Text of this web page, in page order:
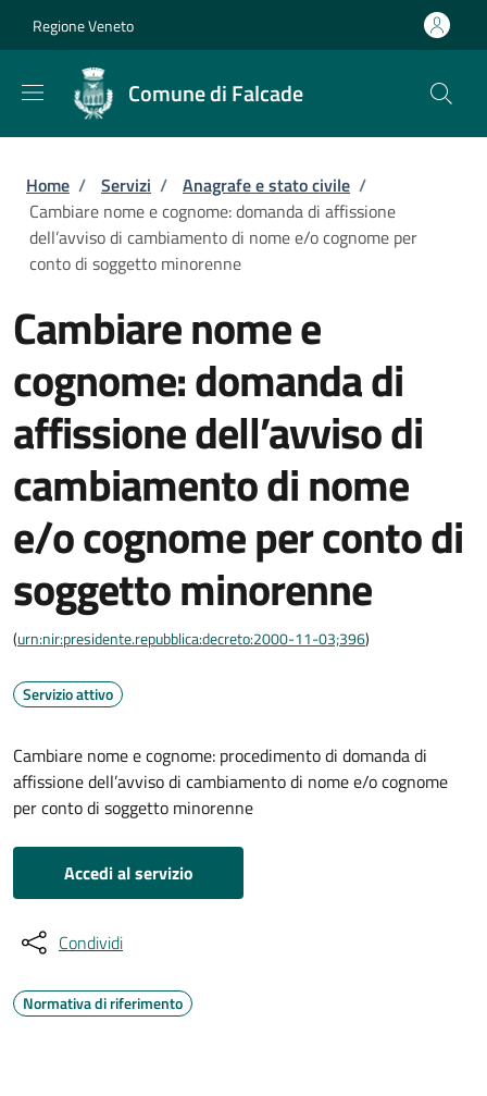
Regione Veneto
Comune di Falcade
Briciole di pane
Home / Servizi / Anagrafe e stato civile /
Cambiare nome e cognome: domanda di affissione
dell’avviso di cambiamento di nome e/o cognome per
conto di soggetto minorenne
Cambiare nome e
cognome: domanda di
affissione dell’avviso di
cambiamento di nome
e/o cognome per conto di
soggetto minorenne
(urn:nir:presidente.repubblica:decreto:2000-11-03;396)
Servizio attivo
Cambiare nome e cognome: procedimento di domanda di
affissione dell’avviso di cambiamento di nome e/o cognome
per conto di soggetto minorenne
Accedi al servizio
Condividi
Normativa di riferimento